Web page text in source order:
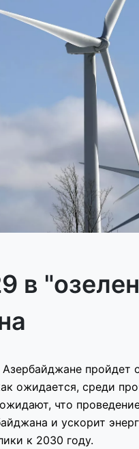
в
ожидается, среди
что
и ускорит
к 2030 году.